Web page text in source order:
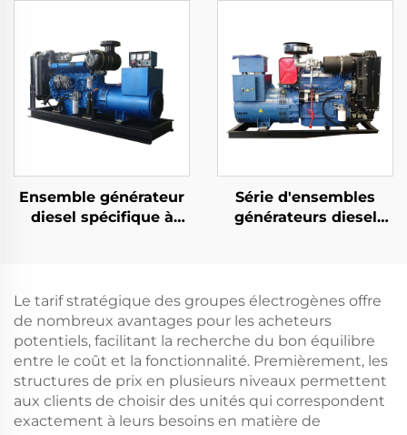
Alternatif Mono-Phase
Moteur Structure
Interne en Vente
Ensemble générateur
diesel spécifique à
d'électricité
Série d'ensembles
générateurs diesel
Le tarif stratégique des groupes électrogènes offre
de nombreux avantages pour les acheteurs
potentiels, facilitant la recherche du bon équilibre
entre le coût et la fonctionnalité. Premièrement, les
structures de prix en plusieurs niveaux permettent
aux clients de choisir des unités qui correspondent
exactement à leurs besoins en matière de